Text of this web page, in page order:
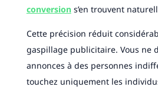
conversion s’en trouvent
Cette précision réduit
gaspillage publicitaire. Vous ne
annonces à des personnes
touchez uniquement les